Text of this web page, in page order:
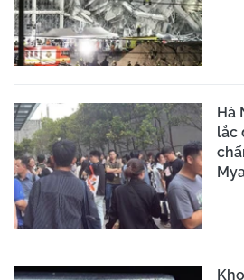
Hà
lắc